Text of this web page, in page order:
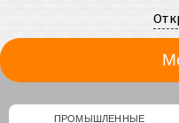
ПРОМЫШЛЕННЫЕ